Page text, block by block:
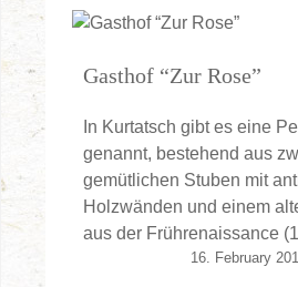
Gasthof “Zur Rose”
In Kurtatsch gibt es eine
genannt, bestehend aus
gemütlichen Stuben mit
Holzwänden und einem
aus der Frührenaissance
16. February